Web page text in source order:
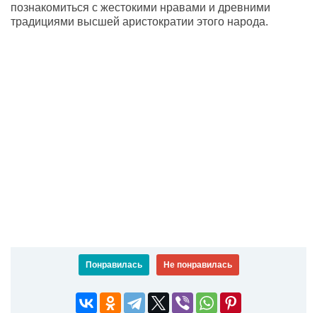
познакомиться с жестокими нравами и древними
традициями высшей аристократии этого народа.
Понравилась Не понравилась